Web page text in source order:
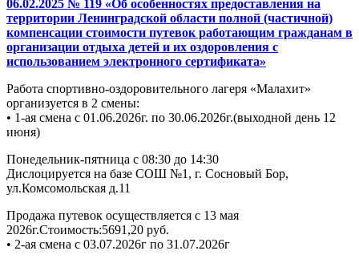
06.02.2025 № 119 «Об особенностях предоставления на
территории Ленинградской области полной (частичной)
компенсации стоимости путевок работающим гражданам в
организации отдыха детей и их оздоровления с
использованием электронного сертификата»
Работа спортивно-оздоровительного лагеря «Малахит»
организуется в 2 смены:
• 1-ая смена с 01.06.2026г. по 30.06.2026г.(выходной день 12
июня)
Понедельник-пятница с 08:30 до 14:30
Дислоцируется на базе СОШ №1, г. Сосновый Бор,
ул.Комсомольская д.11
Продажа путевок осуществляется с 13 мая
2026г.Стоимость:5691,20 руб.
• 2-ая смена с 03.07.2026г по 31.07.2026г